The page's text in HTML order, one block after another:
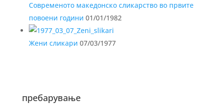
Современото македонско сликарство во првите
повоени години 01/01/1982
Жени сликари 07/03/1977
пребарување